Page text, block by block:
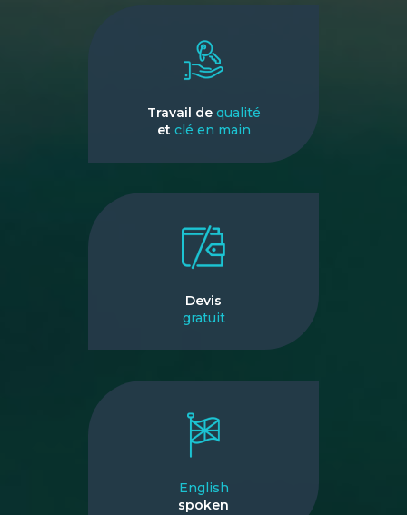
Travail de qualité
et clé en main
Devis
gratuit
English
spoken